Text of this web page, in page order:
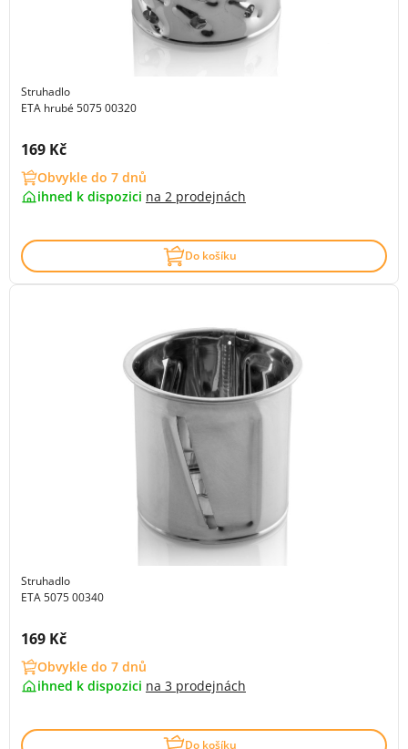
Struhadlo
ETA hrubé 5075 00320
Cena s DPH:
169 Kč
Obvykle do 7 dnů
ihned k dispozici na 2 prodejnách
Do košíku
Struhadlo
ETA 5075 00340
Cena s DPH:
169 Kč
Obvykle do 7 dnů
ihned k dispozici na 3 prodejnách
Do košíku